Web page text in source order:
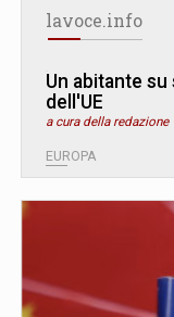
lavoce.info
Un abitante
dell'UE
a cura della redazione
EUROPA